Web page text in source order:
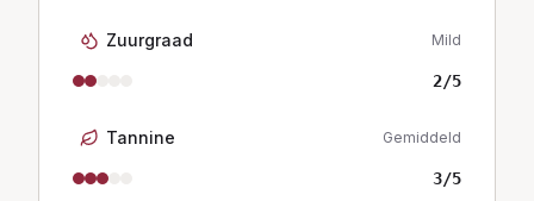
Zuurgraad Mild
2/5
Tannine Gemiddeld
3/5